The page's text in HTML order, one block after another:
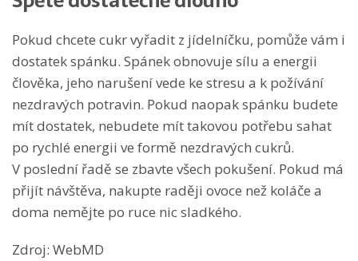
Pokud chcete cukr vyřadit z jídelníčku, pomůže vám i
dostatek spánku. Spánek obnovuje sílu a energii
člověka, jeho narušení vede ke stresu a k požívání
nezdravých potravin. Pokud naopak spánku budete
mít dostatek, nebudete mít takovou potřebu sahat
po rychlé energii ve formě nezdravých cukrů.
V poslední řadě se zbavte všech pokušení. Pokud má
přijít návštěva, nakupte raději ovoce než koláče a
doma nemějte po ruce nic sladkého.
Zdroj: WebMD